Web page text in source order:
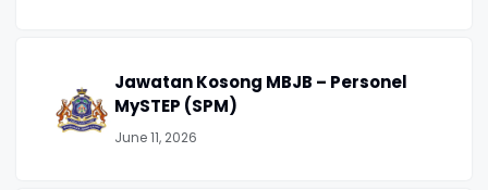
Jawatan Kosong MBJB – Personel
MySTEP (SPM)
June 11, 2026